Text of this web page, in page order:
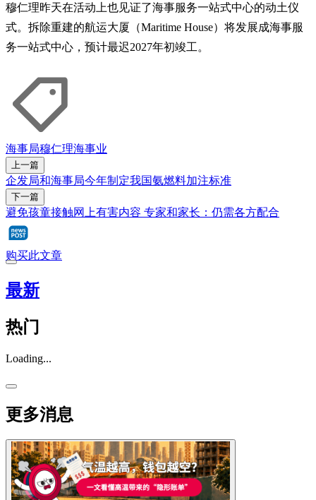
穆仁理昨天在活动上也见证了海事服务一站式中心的动土仪
式。拆除重建的航运大厦（Maritime House）将发展成海事服
务一站式中心，预计最迟2027年初竣工。
海事局穆仁理海事业
上一篇
企发局和海事局今年制定我国氨燃料加注标准
下一篇
避免孩童接触网上有害内容 专家和家长：仍需各方配合
购买此文章
最新
热门
Loading...
更多消息